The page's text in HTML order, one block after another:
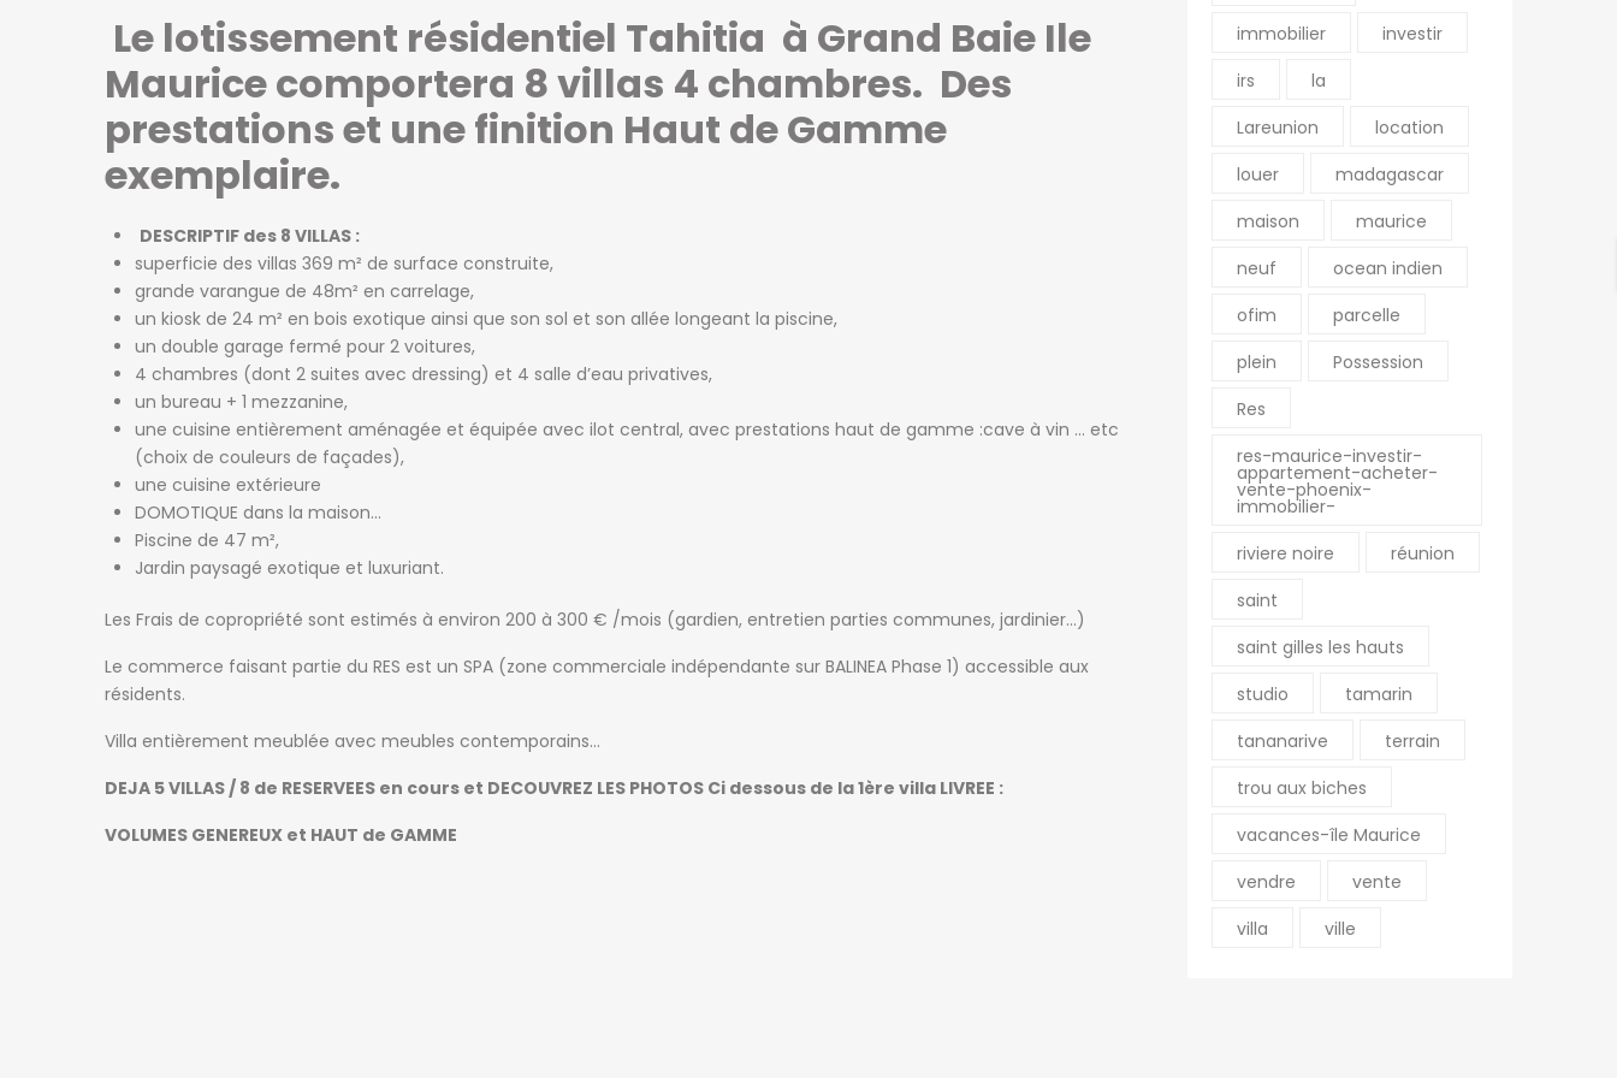
Le lotissement résidentiel Tahitia à Grand Baie Ile
Maurice comportera 8 villas 4 chambres. Des
prestations et une finition Haut de Gamme
exemplaire.
DESCRIPTIF des 8 VILLAS :
superficie des villas 369 m² de surface construite,
grande varangue de 48m² en carrelage,
un kiosk de 24 m² en bois exotique ainsi que son sol et son allée longeant la piscine,
un double garage fermé pour 2 voitures,
4 chambres (dont 2 suites avec dressing) et 4 salle d’eau privatives,
un bureau + 1 mezzanine,
une cuisine entièrement aménagée et équipée avec ilot central, avec prestations haut de gamme :cave à vin … etc
(choix de couleurs de façades),
une cuisine extérieure
DOMOTIQUE dans la maison…
Piscine de 47 m²,
Jardin paysagé exotique et luxuriant.
Les Frais de copropriété sont estimés à environ 200 à 300 € /mois (gardien, entretien parties communes, jardinier…)
Le commerce faisant partie du RES est un SPA (zone commerciale indépendante sur BALINEA Phase 1) accessible aux
résidents.
Villa entièrement meublée avec meubles contemporains…
DEJA 5 VILLAS / 8 de RESERVEES en cours et DECOUVREZ LES PHOTOS Ci dessous de la 1ère villa LIVREE :
VOLUMES GENEREUX et HAUT de GAMME
immobilier
investir
irs
la
Lareunion
location
louer
madagascar
maison
maurice
neuf
ocean indien
ofim
parcelle
plein
Possession
Res
res-maurice-investir-
appartement-acheter-
vente-phoenix-
immobilier-
riviere noire
réunion
saint
saint gilles les hauts
studio
tamarin
tananarive
terrain
trou aux biches
vacances-île Maurice
vendre
vente
villa
ville